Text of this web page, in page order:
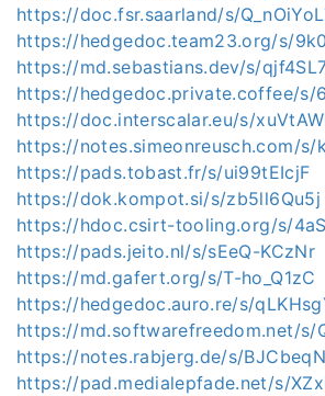
https://doc.fsr.saarland/s/
https://hedgedoc.team23.org/s/
https://md.sebastians.dev/s/
https://hedgedoc.private.coffee/s/
https://doc.interscalar.eu/s/
https://notes.simeonreusch.com/s/
https://pads.tobast.fr/s/ui99tEIcjF
https://dok.kompot.si/s/zb5ll6Qu5j
https://hdoc.csirt-tooling.org/s/
https://pads.jeito.nl/s/sEeQ-KCzNr
https://md.gafert.org/s/T-ho_Q1zC
https://hedgedoc.auro.re/s/
https://md.softwarefreedom.net/s/
https://notes.rabjerg.de/s/
https://pad.medialepfade.net/s/